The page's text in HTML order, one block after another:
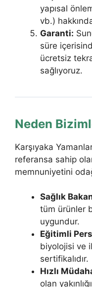
yapısal
vb.)
Garanti:
süre
ücretsiz
sağlıyoruz.
Neden
Karşıyaka
referansa sahip
memnuniyetini
Sağlık
tüm ürünler
uygundur.
Eğitimli
biyolojisi ve
sertifikalıdır.
Hızlı
olan